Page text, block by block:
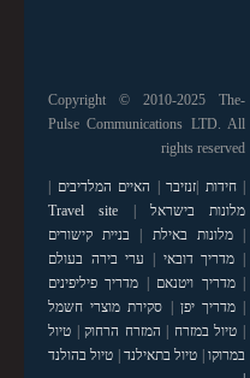
Copyright © 2010-2025 The-
Pulse Communications LTD. All
rights reserved
|חידות |זנזיבר | האיים המלדיבים |
מלונות בישראל |
Travel site
|מלונות באילת | בניית קישורים
| מדריך דובאי | ערי בירה בעולם
|מדריך ויטנאם | מדריך פיליפינים
|מדריך יפן | סקירת מוצרי חשמל
| טיול במזרח | המזרח הרחוק| טיול
במרוקו| טיול בתאילנד| טיול בהולנד